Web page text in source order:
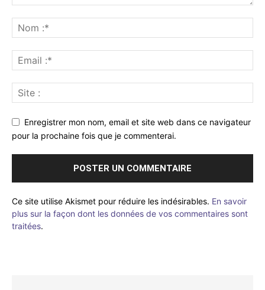
Enregistrer mon nom, email et site web dans ce navigateur
pour la prochaine fois que je commenterai.
Ce site utilise Akismet pour réduire les indésirables. En savoir
plus sur la façon dont les données de vos commentaires sont
traitées.